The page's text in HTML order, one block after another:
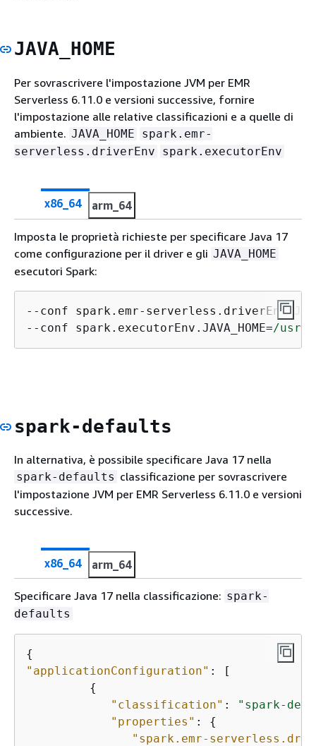
JAVA_HOME
Per sovrascrivere l'impostazione JVM per EMR
Serverless 6.11.0 e versioni successive, fornire
l'impostazione alle relative classificazioni e a quelle di
ambiente. JAVA_HOME
spark.emr-
serverless.driverEnv
spark.executorEnv
x86_64 arm_64
Imposta le proprietà richieste per specificare Java 17
come configurazione per il driver e gli JAVA_HOME
esecutori Spark:
--conf spark.emr-
--conf spark.executorEnv.JAVA_HOME=/usr/
spark-defaults
In alternativa, è possibile specificare Java 17 nella
spark-defaults classificazione per sovrascrivere
l'impostazione JVM per EMR Serverless 6.11.0 e versioni
successive.
x86_64 arm_64
Specificare Java 17 nella classificazione: spark-
defaults
{
"applicationConfiguration" : [
{
"classification" :
"spark-
"properties" : {
"spark.emr-